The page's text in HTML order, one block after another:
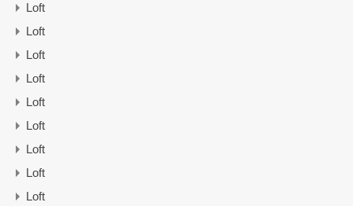
Loft
Loft
Loft
Loft
Loft
Loft
Loft
Loft
Loft